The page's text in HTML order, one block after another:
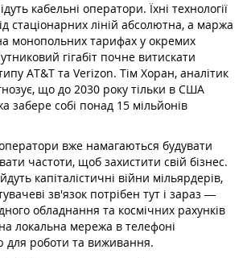
кабельні оператори. Їхні технології
стаціонарних ліній абсолютна, а маржа
монопольних тарифах у окремих
гігабіт почне витискати
AT&T та Verizon. Тім Хоран, аналітик
що до 2030 року тільки в США
забере собі понад 15 мільйонів
вже намагаються будувати
частоти, щоб захистити свій бізнес.
капіталістичні війни мільярдерів,
зв'язок потрібен тут і зараз —
обладнання та космічних рахунків
локальна мережа в телефоні
для роботи та виживання.